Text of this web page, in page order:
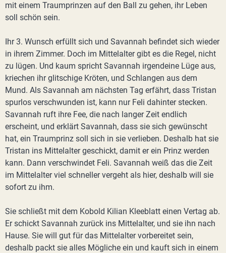
mit einem Traumprinzen auf den Ball zu gehen, ihr Leben
soll schön sein.
Ihr 3. Wunsch erfüllt sich und Savannah befindet sich wieder
in ihrem Zimmer. Doch im Mittelalter gibt es die Regel, nicht
zu lügen. Und kaum spricht Savannah irgendeine Lüge aus,
kriechen ihr glitschige Kröten, und Schlangen aus dem
Mund. Als Savannah am nächsten Tag erfährt, dass Tristan
spurlos verschwunden ist, kann nur Feli dahinter stecken.
Savannah ruft ihre Fee, die nach langer Zeit endlich
erscheint, und erklärt Savannah, dass sie sich gewünscht
hat, ein Traumprinz soll sich in sie verlieben. Deshalb hat sie
Tristan ins Mittelalter geschickt, damit er ein Prinz werden
kann. Dann verschwindet Feli. Savannah weiß das die Zeit
im Mittelalter viel schneller vergeht als hier, deshalb will sie
sofort zu ihm.
Sie schließt mit dem Kobold Kilian Kleeblatt einen Vertag ab.
Er schickt Savannah zurück ins Mittelalter, und sie ihn nach
Hause. Sie will gut für das Mittelalter vorbereitet sein,
deshalb packt sie alles Mögliche ein und kauft sich in einem